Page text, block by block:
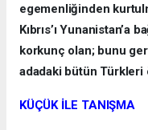
egemenliğinden
Kıbrıs’ı Yunanistan’a
korkunç olan; bunu
adadaki bütün
KÜÇÜK İLE TANIŞMA